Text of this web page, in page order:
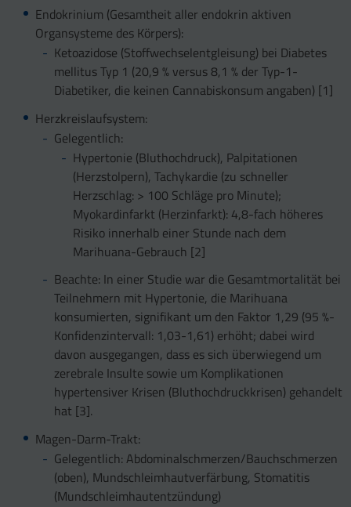
Endokrinium (Gesamtheit aller endokrin aktiven
Organsysteme des Körpers):
Ketoazidose (Stoffwechselentgleisung) bei Diabetes
mellitus Typ 1 (20,9 % versus 8,1 % der Typ-1-
Diabetiker, die keinen Cannabiskonsum angaben) [1]
Herzkreislaufsystem:
Gelegentlich:
Hypertonie (Bluthochdruck), Palpitationen
(Herzstolpern), Tachykardie (zu schneller
Herzschlag: > 100 Schläge pro Minute);
Myokardinfarkt (Herzinfarkt): 4,8-fach höheres
Risiko innerhalb einer Stunde nach dem
Marihuana-Gebrauch [2]
Beachte: In einer Studie war die Gesamtmortalität bei
Teilnehmern mit Hypertonie, die Marihuana
konsumierten, signifikant um den Faktor 1,29 (95 %-
Konfidenzintervall: 1,03-1,61) erhöht; dabei wird
davon ausgegangen, dass es sich überwiegend um
zerebrale Insulte sowie um Komplikationen
hypertensiver Krisen (Bluthochdruckkrisen) gehandelt
hat [3].
Magen-Darm-Trakt:
Gelegentlich: Abdominalschmerzen/Bauchschmerzen
(oben), Mundschleimhautverfärbung, Stomatitis
(Mundschleimhautentzündung)